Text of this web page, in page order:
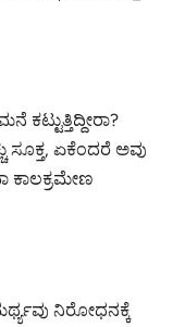
ಸೂಕ್ತ, ಏಕೆಂದರೆ ಅವು
ಕಾಲಕ್ರಮೇಣ
ನಿರೋಧನಕ್ಕೆ